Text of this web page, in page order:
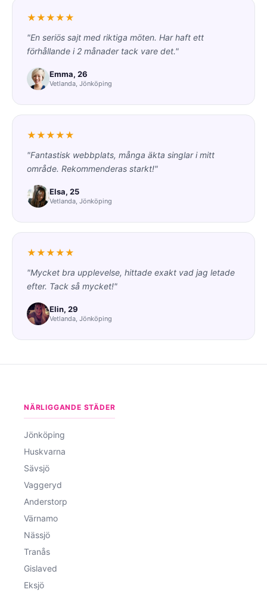
★★★★★
"En seriös sajt med riktiga möten. Har haft ett
förhållande i 2 månader tack vare det."
Emma, 26
Vetlanda, Jönköping
★★★★★
"Fantastisk webbplats, många äkta singlar i mitt
område. Rekommenderas starkt!"
Elsa, 25
Vetlanda, Jönköping
★★★★★
"Mycket bra upplevelse, hittade exakt vad jag letade
efter. Tack så mycket!"
Elin, 29
Vetlanda, Jönköping
NÄRLIGGANDE STÄDER
Jönköping
Huskvarna
Sävsjö
Vaggeryd
Anderstorp
Värnamo
Nässjö
Tranås
Gislaved
Eksjö